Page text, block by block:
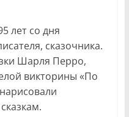
лет со дня
сказочника.
Шарля Перро,
викторины «По